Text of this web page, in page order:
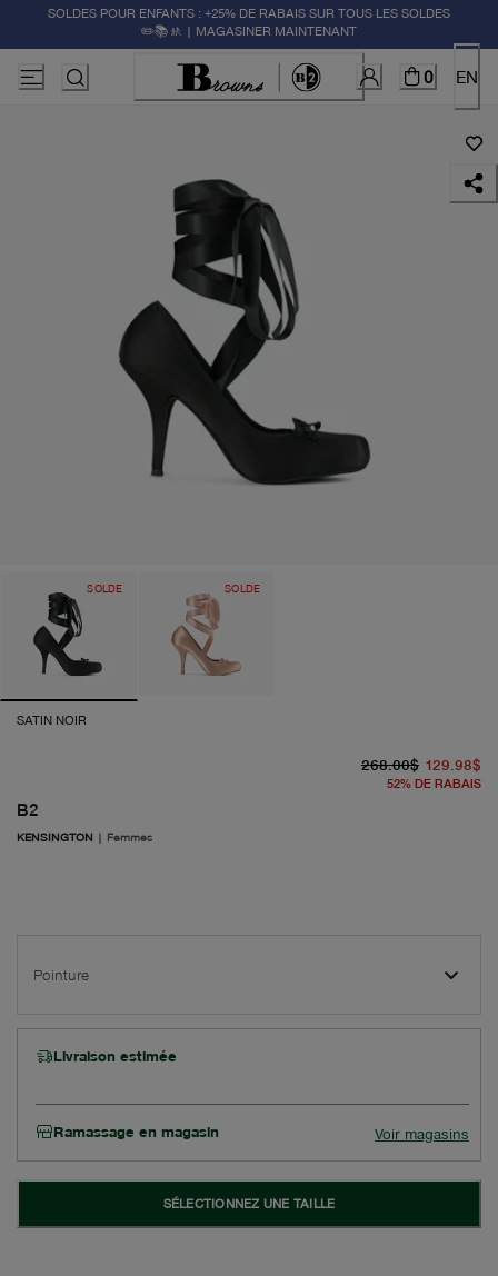
SOLDES POUR ENFANTS : +25% DE RABAIS SUR TOUS LES SOLDES
✏️📚🚸 | MAGASINER MAINTENANT
0 EN
SOLDE SOLDE
SATIN NOIR
B2
KENSINGTON | Femmes
268.00$ 129.98$
52% DE RABAIS
Pointure
Livraison estimée
Ramassage en magasin Voir magasins
SÉLECTIONNEZ UNE TAILLE